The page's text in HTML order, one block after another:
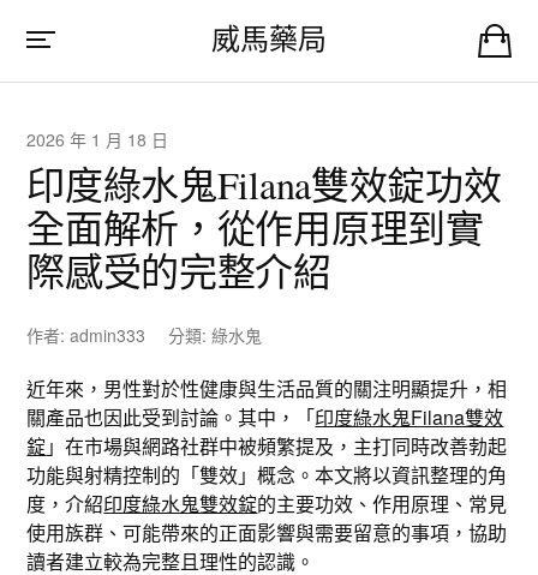
威馬藥局
2026 年 1 月 18 日
印度綠水鬼Filana雙效錠功效
全面解析，從作用原理到實
際感受的完整介紹
作者:admin333 分類: 綠水鬼
近年來，男性對於性健康與生活品質的關注明顯提升，相
關產品也因此受到討論。其中，「印度綠水鬼Filana雙效
錠 」在市場與網路社群中被頻繁提及，主打同時改善勃起
功能與射精控制的「雙效」概念。本文將以資訊整理的角
度，介紹印度綠水鬼雙效錠的主要功效、作用原理、常見
使用族群、可能帶來的正面影響與需要留意的事項，協助
讀者建立較為完整且理性的認識。